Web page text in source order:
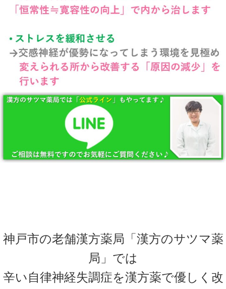
神戸市の老舗漢方薬局「漢方のサツマ薬
局」では
辛い自律神経失調症を漢方薬で優しく改